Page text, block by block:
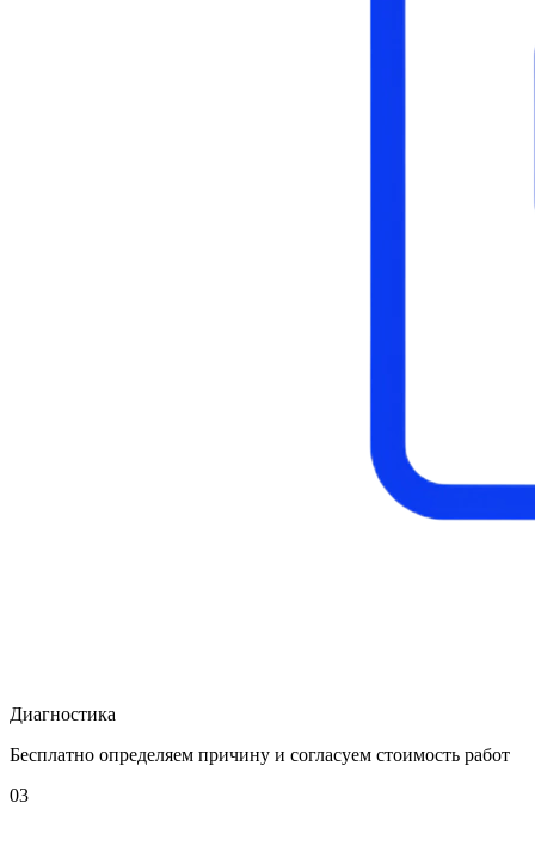
Диагностика
Бесплатно определяем причину и согласуем стоимость работ
03